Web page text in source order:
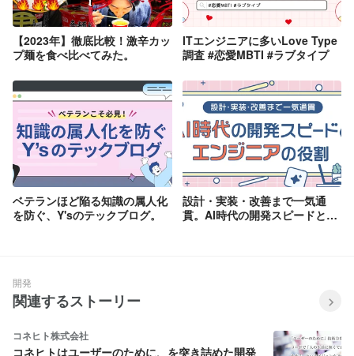
【2023年】徹底比較！激辛カッ
プ麺を食べ比べてみた。
ITエンジニアに多いLove Type
調査 #恋愛MBTI #ラブタイプ
ベテランほど陥る知識の属人化
を防ぐ、Y'sのテックブログ。
設計・実装・改善まで一気通
貫。AI時代の開発スピードとエ
開発
関連するストーリー
コネヒト株式会社
コネヒトはユーザーのために、を突き詰めた開発